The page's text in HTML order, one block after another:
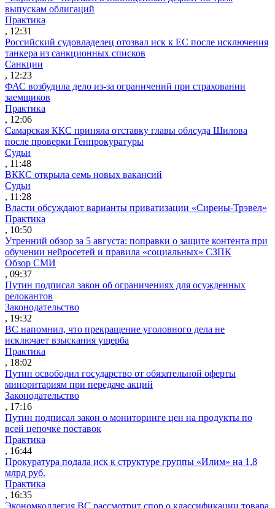
выпускам облигаций
Практика
, 12:31
Российский судовладелец отозвал иск к ЕС после исключения
танкера из санкционных списков
Санкции
, 12:23
ФАС возбудила дело из-за ограничений при страховании
заемщиков
Практика
, 12:06
Самарская ККС приняла отставку главы облсуда Шилова
после проверки Генпрокуратуры
Судьи
, 11:48
ВККС открыла семь новых вакансий
Судьи
, 11:28
Власти обсуждают варианты приватизации «Сирены-Трэвел»
Практика
, 10:50
Утренний обзор за 5 августа: поправки о защите контента при
обучении нейросетей и правила «социальных» СЗПК
Обзор СМИ
, 09:37
Путин подписал закон об ограничениях для осужденных
релокантов
Законодательство
, 19:32
ВС напомнил, что прекращение уголовного дела не
исключает взыскания ущерба
Практика
, 18:02
Путин освободил государство от обязательной оферты
миноритариям при передаче акций
Законодательство
, 17:16
Путин подписал закон о мониторинге цен на продукты по
всей цепочке поставок
Практика
, 16:44
Прокуратура подала иск к структуре группы «Илим» на 1,8
млрд руб.
Практика
, 16:35